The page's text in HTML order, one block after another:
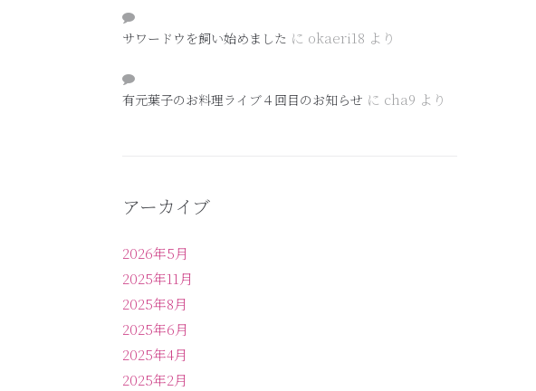
サワードウを飼い始めました に okaeri18 より
有元葉子のお料理ライブ４回目のお知らせ に cha9 より
アーカイブ
2026年5月
2025年11月
2025年8月
2025年6月
2025年4月
2025年2月